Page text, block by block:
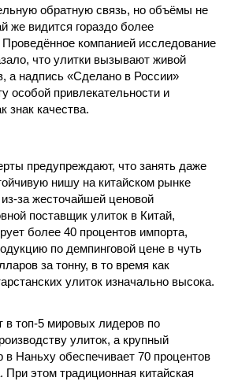
обратную связь, но объёмы не
же видится гораздо более
компанией исследование
что улитки вызывают живой
а надпись «Сделано в России»
особой привлекательности и
знак качества.
предупреждают, что занять даже
нишу на китайском рынке
за жесточайшей ценовой
поставщик улиток в Китай,
более 40 процентов импорта,
по демпинговой цене в чуть
за тонну, в то время как
улиток изначально высока.
в топ-5 мировых лидеров по
улиток, а крупный
в Наньху обеспечивает 70 процентов
При этом традиционная китайская